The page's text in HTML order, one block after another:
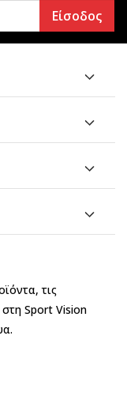
Είσοδος
τις
στη Sport Vision